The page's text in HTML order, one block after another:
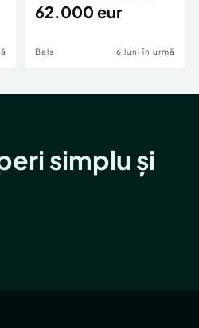
Periferie
62.000 eur
Bals 6 luni în urmă
simplu și